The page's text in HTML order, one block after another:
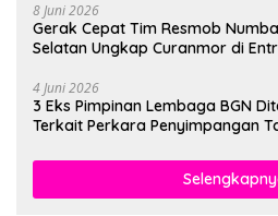
8 Juni 2026
Gerak Cepat Tim Resmob
Selatan Ungkap Curanmor di
4 Juni 2026
3 Eks Pimpinan Lembaga BGN
Terkait Perkara Penyimpangan